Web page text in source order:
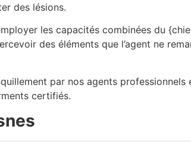
des lésions.
les capacités combinées du
des éléments que l’agent ne
par nos agents
certifiés.